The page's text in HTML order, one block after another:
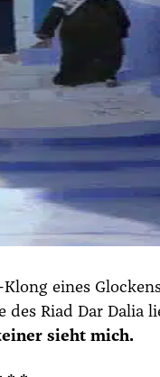
eines
des Riad Dar Dalia
sieht mich.